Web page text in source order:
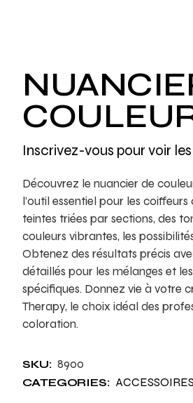
Inscrivez-vous pour voir
Découvrez le nuancier de
l’outil essentiel pour les coiffeurs
teintes triées par sections, des
couleurs vibrantes, les
Obtenez des résultats précis
détaillés pour les mélanges et
spécifiques. Donnez vie à votre
Therapy, le choix idéal des
coloration.
SKU: 8900
CATEGORIES: ACCESSOIRES